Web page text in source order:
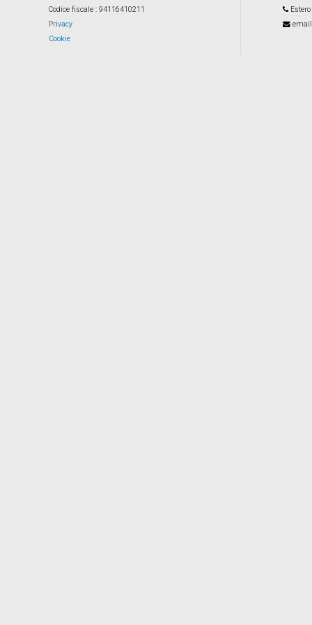
Codice fiscale : 94116410211
Privacy
Cookie
Estero
email